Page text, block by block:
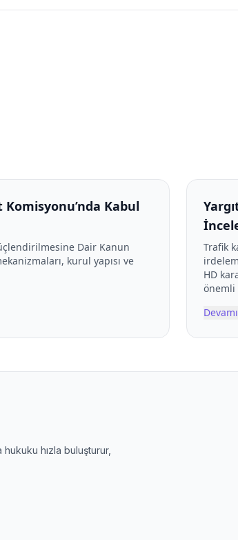
Komisyonu’nda Kabul
Dair Kanun
kurul yapısı ve
Trafik
HD
önemli
hızla buluşturur,